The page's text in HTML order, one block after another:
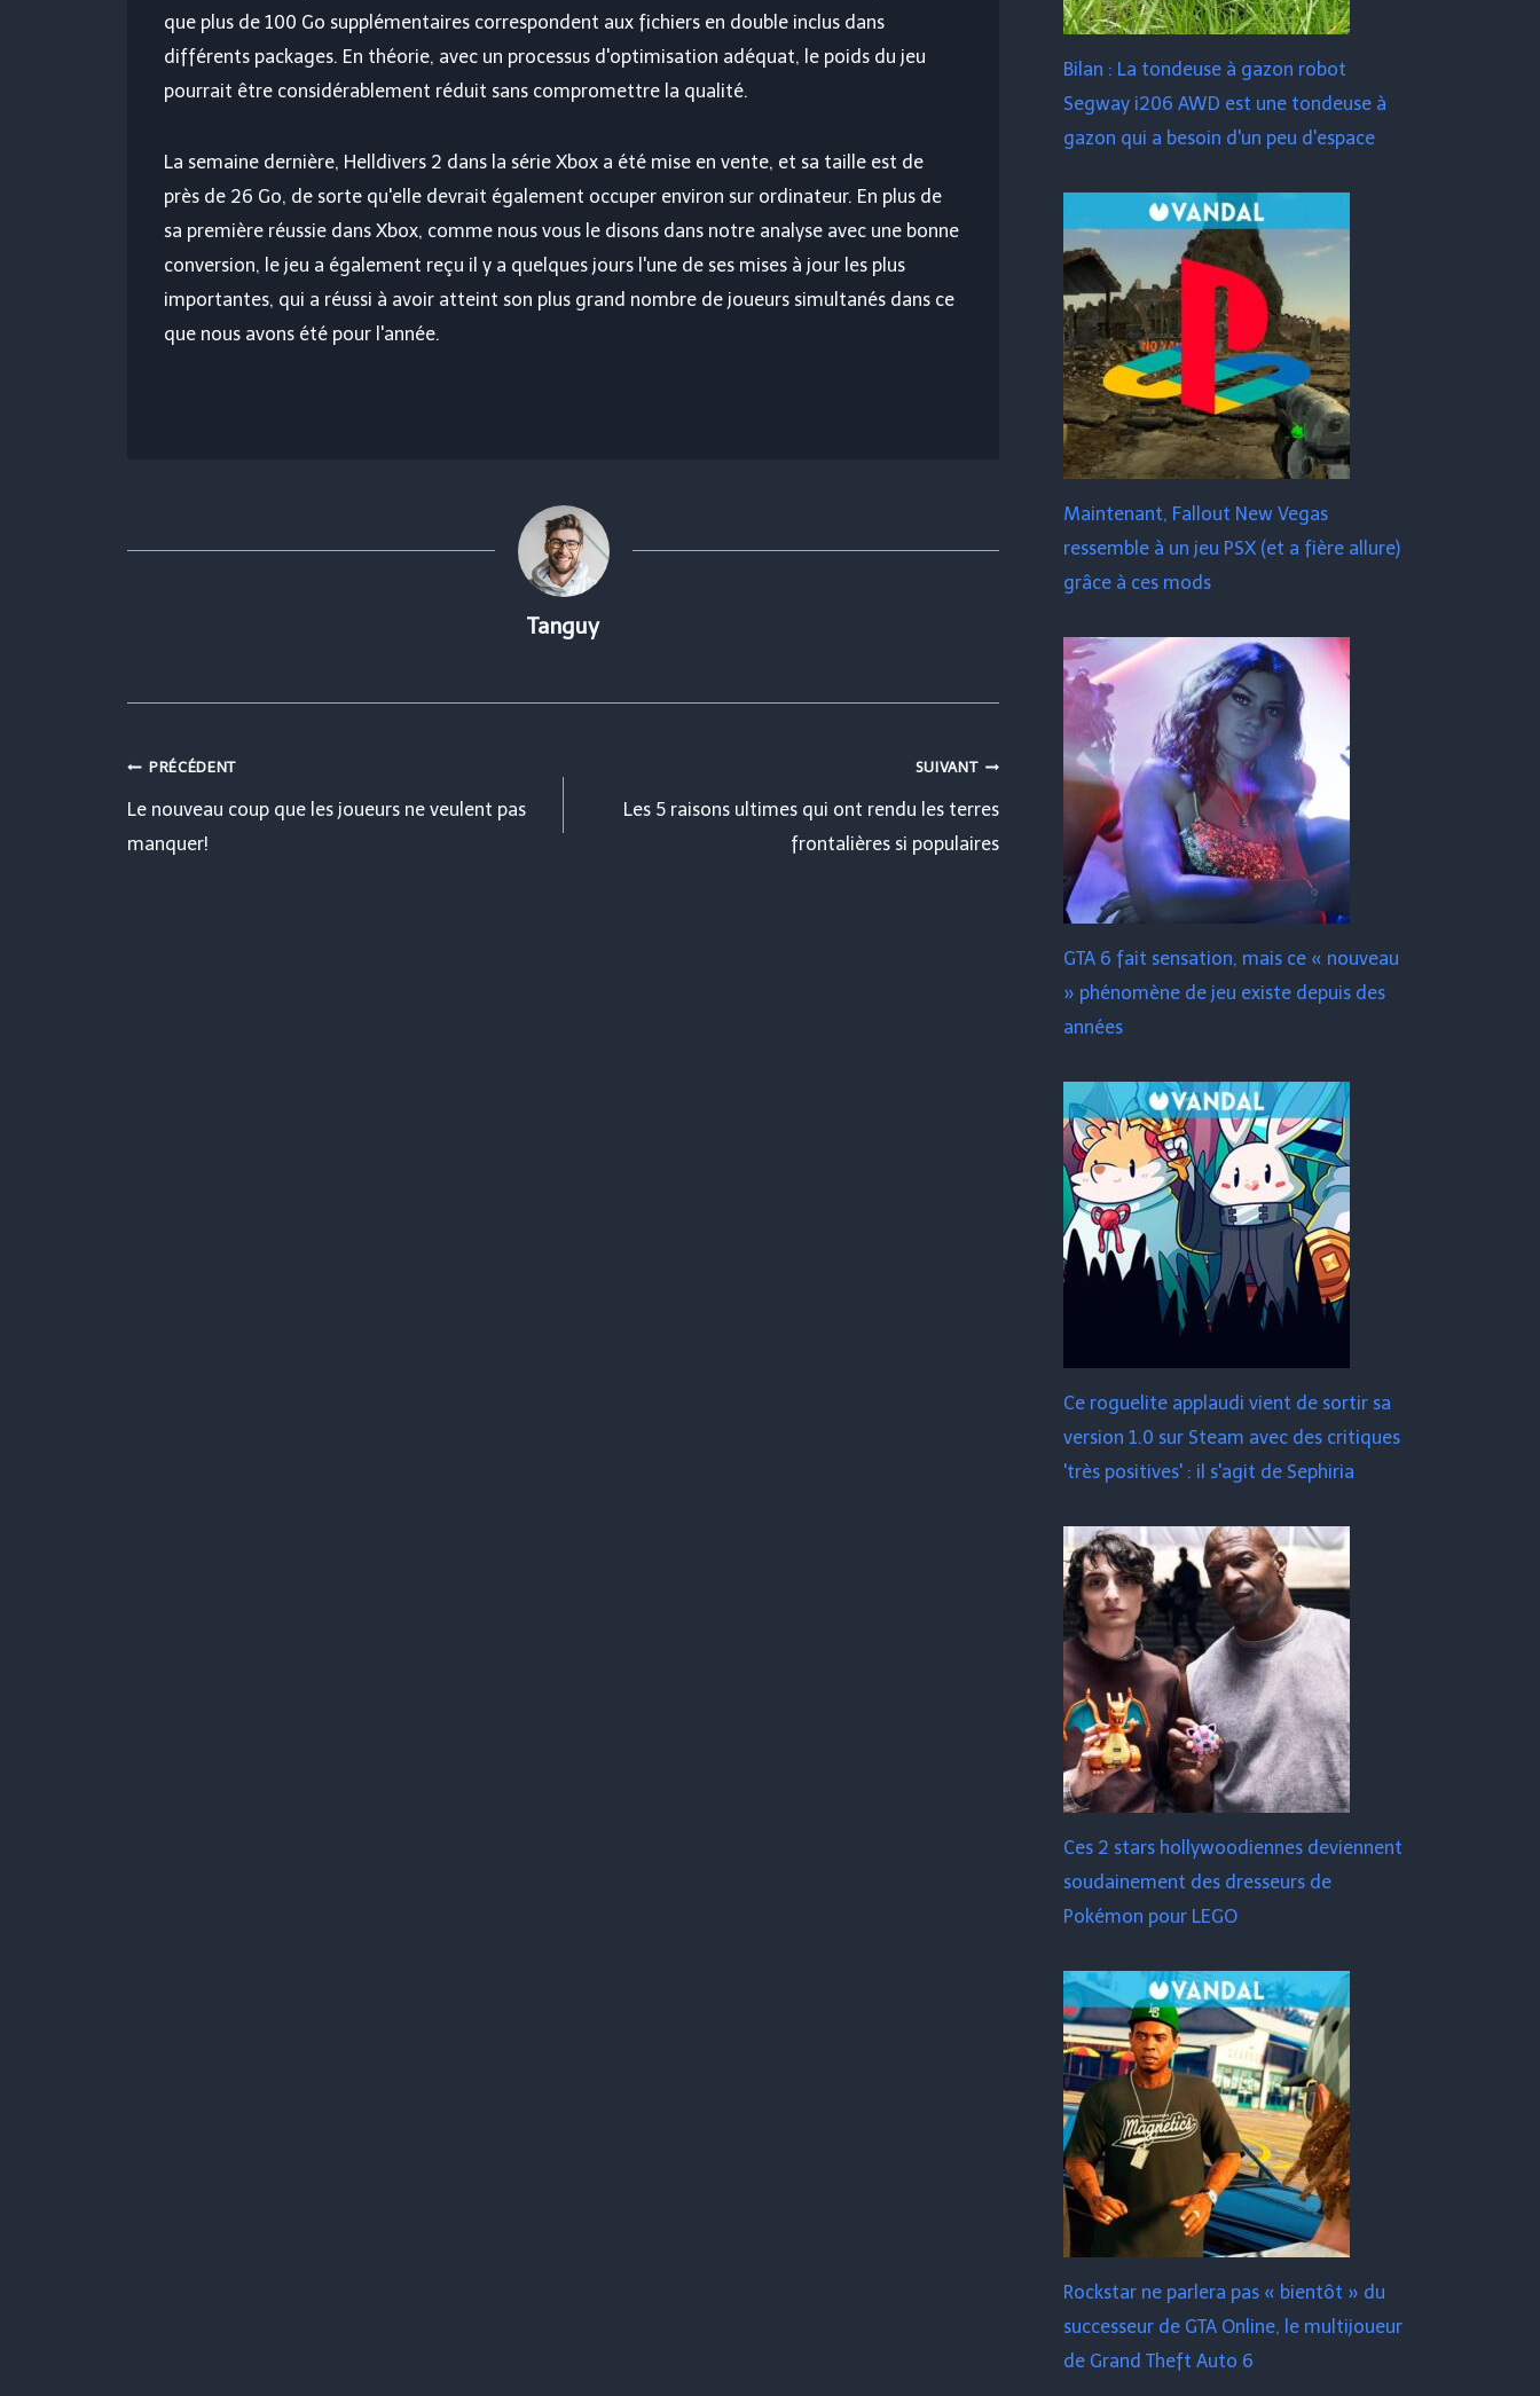
que plus de 100 Go supplémentaires correspondent aux fichiers en double inclus dans
différents packages. En théorie, avec un processus d'optimisation adéquat, le poids du jeu
pourrait être considérablement réduit sans compromettre la qualité.
La semaine dernière, Helldivers 2 dans la série Xbox a été mise en vente, et sa taille est de
près de 26 Go, de sorte qu'elle devrait également occuper environ sur ordinateur. En plus de
sa première réussie dans Xbox, comme nous vous le disons dans notre analyse avec une bonne
conversion, le jeu a également reçu il y a quelques jours l'une de ses mises à jour les plus
importantes, qui a réussi à avoir atteint son plus grand nombre de joueurs simultanés dans ce
que nous avons été pour l'année.
Tanguy
Navigation
de
PRÉCÉDENT
Le nouveau coup que les joueurs ne veulent pas
manquer!
SUIVANT
Les 5 raisons ultimes qui ont rendu les terres
frontalières si populaires
Bilan : La tondeuse à gazon robot
Segway i206 AWD est une tondeuse à
gazon qui a besoin d'un peu d'espace
Maintenant, Fallout New Vegas
ressemble à un jeu PSX (et a fière allure)
grâce à ces mods
GTA 6 fait sensation, mais ce « nouveau
» phénomène de jeu existe depuis des
années
Ce roguelite applaudi vient de sortir sa
version 1.0 sur Steam avec des critiques
'très positives' : il s'agit de Sephiria
Ces 2 stars hollywoodiennes deviennent
soudainement des dresseurs de
Pokémon pour LEGO
Rockstar ne parlera pas « bientôt » du
successeur de GTA Online, le multijoueur
de Grand Theft Auto 6